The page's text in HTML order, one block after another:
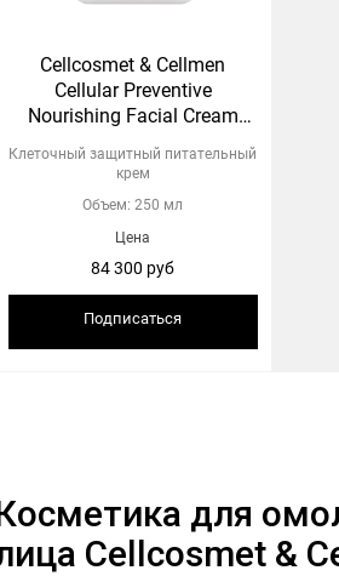
Cellcosmet & Cellmen
Cellular Preventive
Nourishing Facial Cream
(проф)
Клеточный защитный питательный
крем
Объем: 250 мл
Цена
84 300 руб
Подписаться
для
Cellcosmet &